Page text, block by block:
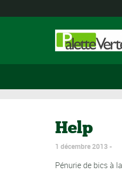
Help
1 décembre 2013
Pénurie de bics à